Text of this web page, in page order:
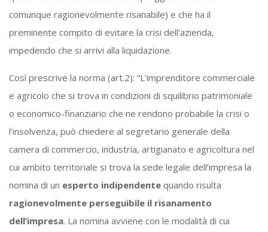
comunque ragionevolmente risanabile) e che ha il
preminente compito di evitare la crisi dell’azienda,
impedendo che si arrivi alla liquidazione.
Così prescrive la norma (art.2): “L’imprenditore commerciale
e agricolo che si trova in condizioni di squilibrio patrimoniale
o economico-finanziario che ne rendono probabile la crisi o
l’insolvenza, può chiedere al segretario generale della
camera di commercio, industria, artigianato e agricoltura nel
cui ambito territoriale si trova la sede legale dell’impresa la
nomina di un esperto indipendente quando risulta
ragionevolmente perseguibile il risanamento
dell’impresa. La nomina avviene con le modalità di cui